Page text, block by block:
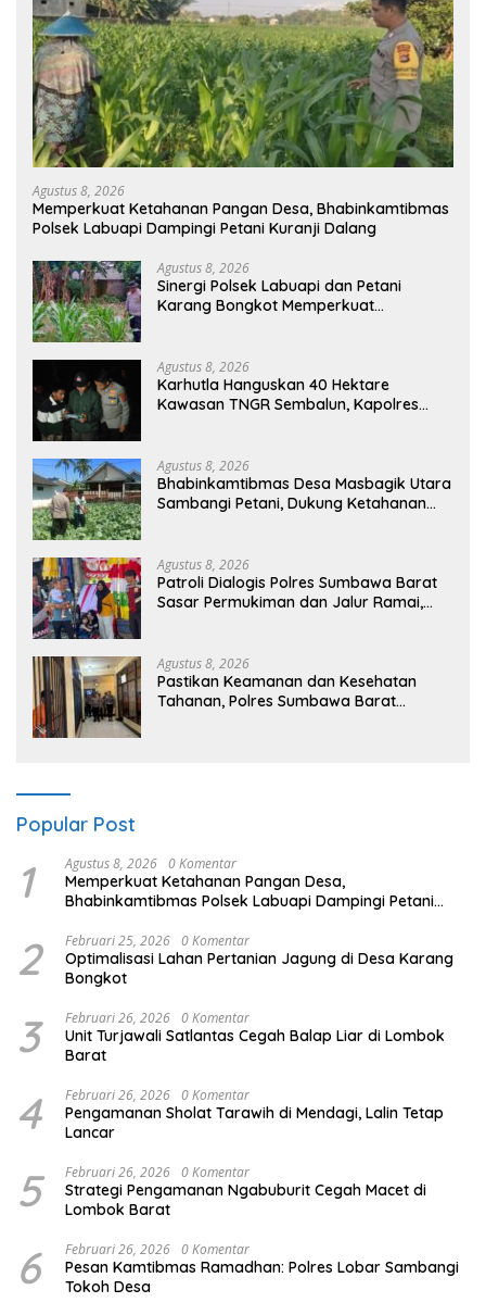
Agustus 8, 2026
Memperkuat Ketahanan Pangan Desa, Bhabinkamtibmas
Polsek Labuapi Dampingi Petani Kuranji Dalang
Agustus 8, 2026
Sinergi Polsek Labuapi dan Petani
Karang Bongkot Memperkuat
Agustus 8, 2026
Karhutla Hanguskan 40 Hektare
Kawasan TNGR Sembalun, Kapolres
Agustus 8, 2026
Bhabinkamtibmas Desa Masbagik Utara
Sambangi Petani, Dukung Ketahanan
Agustus 8, 2026
Patroli Dialogis Polres Sumbawa Barat
Sasar Permukiman dan Jalur Ramai,
Agustus 8, 2026
Pastikan Keamanan dan Kesehatan
Tahanan, Polres Sumbawa Barat
Popular Post
1 Agustus 8, 2026 0 Komentar
Memperkuat Ketahanan Pangan Desa,
Bhabinkamtibmas Polsek Labuapi Dampingi Petani
2 Februari 25, 2026 0 Komentar
Optimalisasi Lahan Pertanian Jagung di Desa Karang
Bongkot
3 Februari 26, 2026 0 Komentar
Unit Turjawali Satlantas Cegah Balap Liar di Lombok
Barat
4 Februari 26, 2026 0 Komentar
Pengamanan Sholat Tarawih di Mendagi, Lalin Tetap
Lancar
5 Februari 26, 2026 0 Komentar
Strategi Pengamanan Ngabuburit Cegah Macet di
Lombok Barat
6 Februari 26, 2026 0 Komentar
Pesan Kamtibmas Ramadhan: Polres Lobar Sambangi
Tokoh Desa